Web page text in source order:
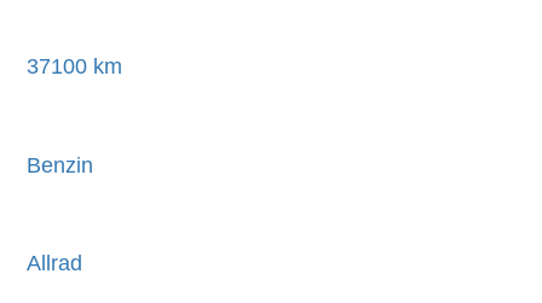
37100 km
Benzin
Allrad